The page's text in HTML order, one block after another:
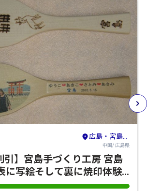
広島・宮島・廿日市
中国/ 広島県
引】宮島手づくり工房 宮島
に写絵そして裏に焼印体験